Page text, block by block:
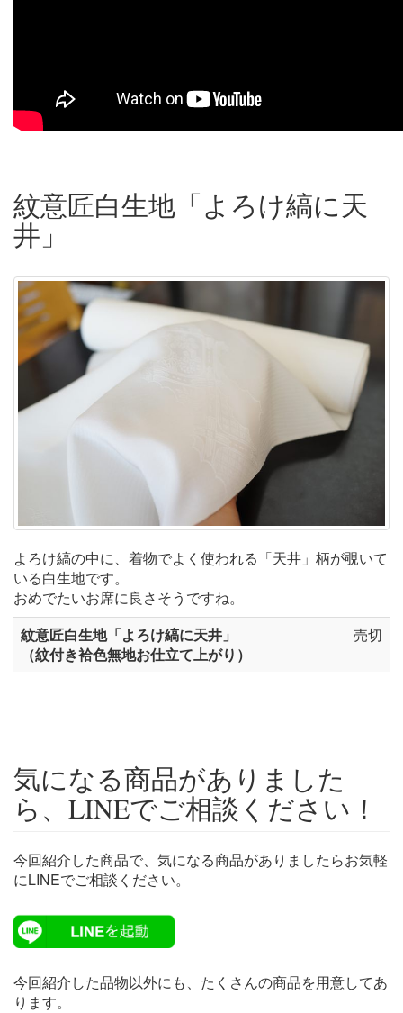
紋意匠白生地「よろけ縞に天
井」
よろけ縞の中に、着物でよく使われる「天井」柄が覗いて
いる白生地です。
おめでたいお席に良さそうですね。
紋意匠白生地「よろけ縞に天井」
（紋付き袷色無地お仕立て上がり）
売切
気になる商品がありました
ら、LINEでご相談ください！
今回紹介した商品で、気になる商品がありましたらお気軽
にLINEでご相談ください。
今回紹介した品物以外にも、たくさんの商品を用意してあ
ります。